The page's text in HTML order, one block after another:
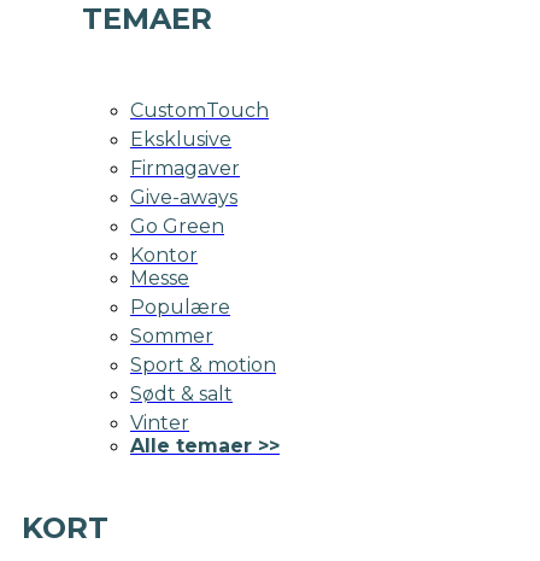
TEMAER
CustomTouch
Eksklusive
Firmagaver
Give-aways
Go Green
Kontor
Messe
Populære
Sommer
Sport & motion
Sødt & salt
Vinter
Alle temaer >>
KORT